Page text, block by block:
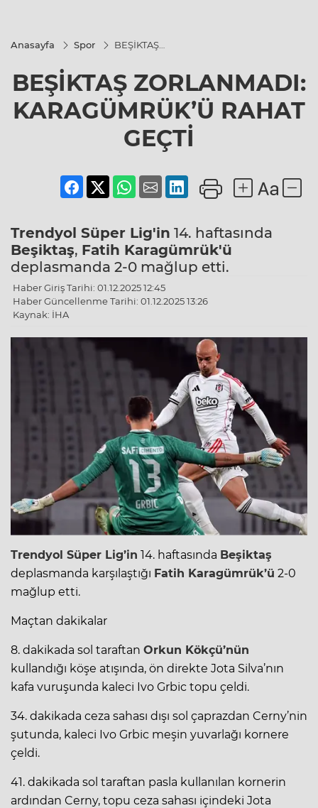
Anasayfa Spor
BEŞİKTAŞ
RAHAT GEÇTİ
BEŞİKTAŞ ZORLANMADI:
KARAGÜMRÜK’Ü RAHAT
GEÇTİ
Trendyol Süper Lig'in 14. haftasında
Beşiktaş, Fatih Karagümrük'ü
deplasmanda 2-0 mağlup etti.
Haber Giriş Tarihi: 01.12.2025 12:45
Haber Güncellenme Tarihi: 01.12.2025 13:26
Kaynak: İHA
Trendyol Süper Lig’in 14. haftasında Beşiktaş
deplasmanda karşılaştığı Fatih Karagümrük’ü 2-0
mağlup etti.
Maçtan dakikalar
8. dakikada sol taraftan Orkun Kökçü’nün
kullandığı köşe atışında, ön direkte Jota Silva’nın
kafa vuruşunda kaleci Ivo Grbic topu çeldi.
34. dakikada ceza sahası dışı sol çaprazdan Cerny’nin
şutunda, kaleci Ivo Grbic meşin yuvarlağı kornere
çeldi.
41. dakikada sol taraftan pasla kullanılan kornerin
ardından Cerny, topu ceza sahası içindeki Jota